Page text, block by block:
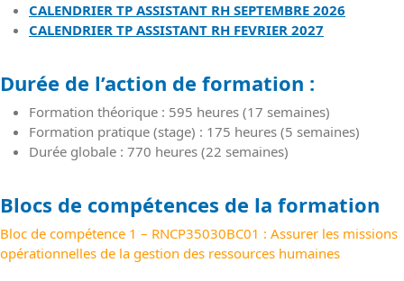
CALENDRIER TP ASSISTANT RH SEPTEMBRE 2026
CALENDRIER TP ASSISTANT RH FEVRIER 2027
Durée de l’action de formation :
Formation théorique : 595 heures (17 semaines)
Formation pratique (stage) : 175 heures (5 semaines)
Durée globale : 770 heures (22 semaines)
Blocs de compétences de la formation
Bloc de compétence 1 – RNCP35030BC01 : Assurer les missions
opérationnelles de la gestion des ressources humaines